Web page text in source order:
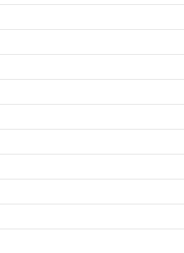
[재구매 사은품 따불]정회원 재구매시 사
[운송장번호 조회법]배송조회 및 국내 택